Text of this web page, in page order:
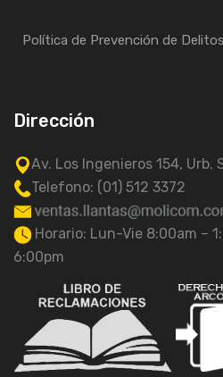
Política de Prevención de Delitos
Dirección
Av. Los Ingenieros 154, Urb.
Telefono: (01) 512 3372
Horario: Lun-Vie 8:00am –
6:00pm